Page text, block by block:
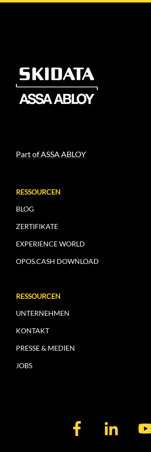
Part of ASSA ABLOY
RESSOURCEN
BLOG
ZERTIFIKATE
EXPERIENCE WORLD
OPOS.CASH DOWNLOAD
RESSOURCEN
UNTERNEHMEN
KONTAKT
PRESSE & MEDIEN
JOBS